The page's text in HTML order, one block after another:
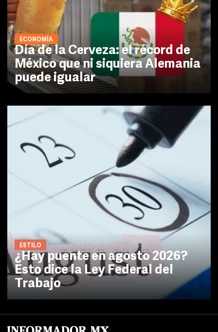
ECONOMÍA
Día de la Cerveza: el récord de
México que ni siquiera Alemania
puede igualar
ESTILO
¿Hay puente en agosto 2026?
Esto dice la Ley Federal del
Trabajo